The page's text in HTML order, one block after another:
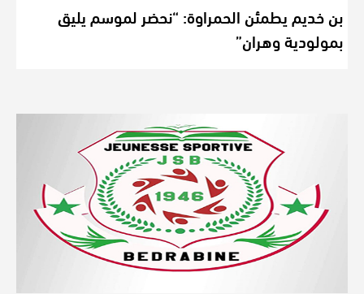
بن خديم يطمئن الحمراوة: “نحضر لموسم يليق
بمولودية وهران”